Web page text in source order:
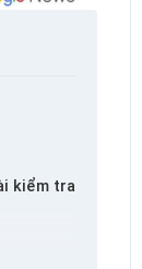
kiểm tra